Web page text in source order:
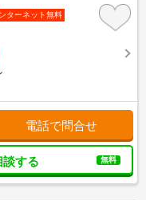
ターネット無料
電話で問合せ
する 無料